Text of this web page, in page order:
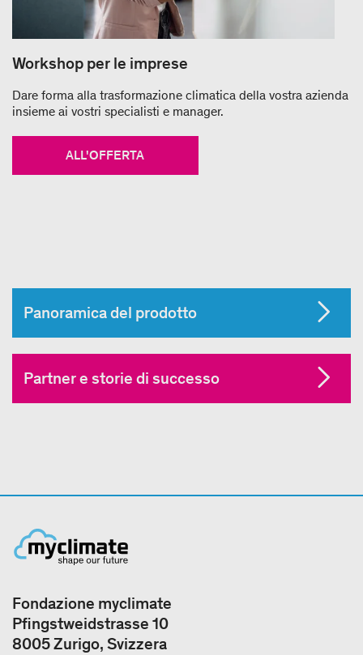
Workshop per le imprese
Dare forma alla trasformazione climatica della vostra azienda
insieme ai vostri specialisti e manager.
ALL'OFFERTA
Panoramica del prodotto
Partner e storie di successo
Fondazione myclimate
Pfingstweidstrasse 10
8005 Zurigo, Svizzera